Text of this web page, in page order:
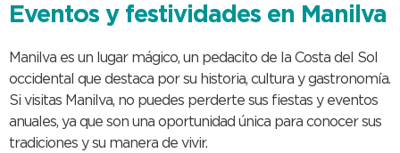
Eventos y festividades en Manilva
Manilva es un lugar mágico, un pedacito de la Costa del Sol
occidental que destaca por su historia, cultura y gastronomía.
Si visitas Manilva, no puedes perderte sus fiestas y eventos
anuales, ya que son una oportunidad única para conocer sus
tradiciones y su manera de vivir.